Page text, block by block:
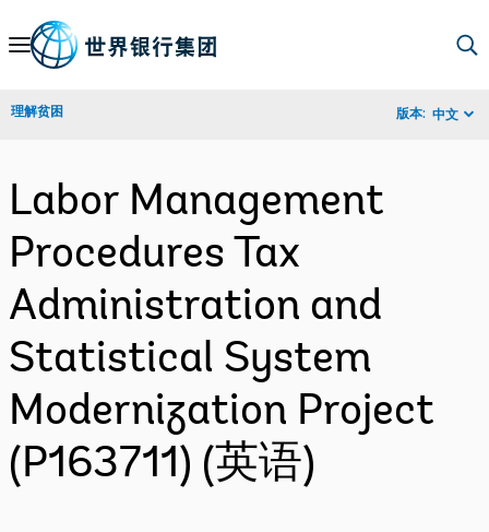
Skip
Navigation
理解贫困 版本: 中文
Labor Management
Procedures Tax
Administration and
Statistical System
Modernization Project
(P163711) (英语)